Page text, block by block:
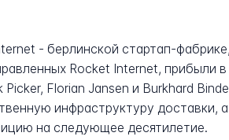
- берлинской стартап-
Rocket Internet, прибыли
Florian Jansen и Burkhard
инфраструктуру доставки,
на следующее десятилетие.